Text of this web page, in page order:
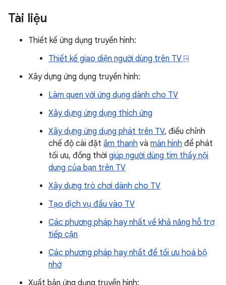
Tài liệu
Thiết kế ứng dụng truyền hình:
Thiết kế giao diện người dùng trên TV ⍈
Xây dựng ứng dụng truyền hình:
Làm quen với ứng dụng dành cho TV
Xây dựng ứng dụng thích ứng
Xây dựng ứng dụng phát trên TV, điều chỉnh
chế độ cài đặt âm thanh và màn hình để phát
tối ưu, đồng thời giúp người dùng tìm thấy nội
dung của bạn trên TV
Xây dựng trò chơi dành cho TV
Tạo dịch vụ đầu vào TV
Các phương pháp hay nhất về khả năng hỗ trợ
tiếp cận
Các phương pháp hay nhất để tối ưu hoá bộ
nhớ
Xuất bản ứng dụng truyền hình: